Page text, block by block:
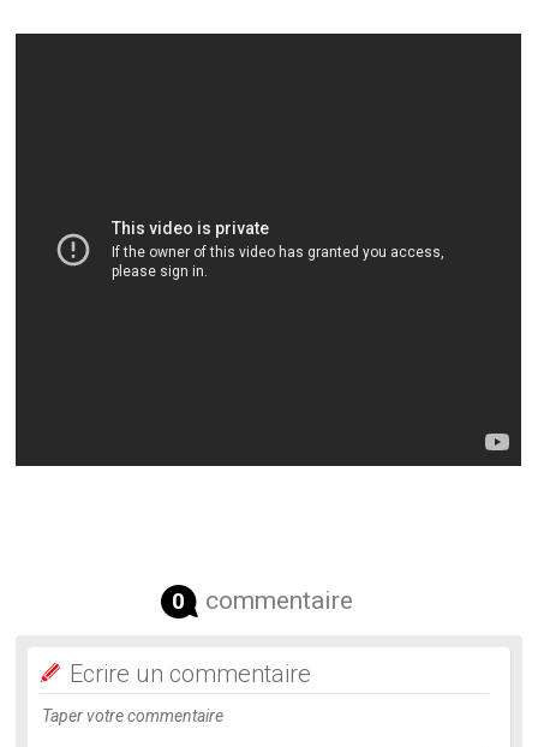
0 commentaire
Ecrire un commentaire